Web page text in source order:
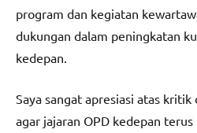
program dan kegiatan
dukungan dalam peningkatan
kedepan.
Saya sangat apresiasi atas
agar jajaran OPD kedepan